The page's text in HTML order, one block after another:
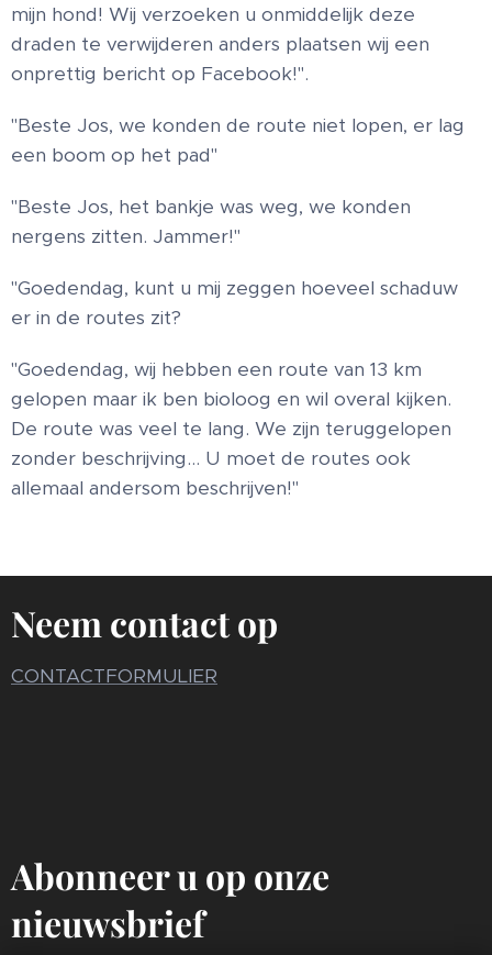
mijn hond! Wij verzoeken u onmiddelijk deze
draden te verwijderen anders plaatsen wij een
onprettig bericht op Facebook!".
"Beste Jos, we konden de route niet lopen, er lag
een boom op het pad"
"Beste Jos, het bankje was weg, we konden
nergens zitten. Jammer!"
"Goedendag, kunt u mij zeggen hoeveel schaduw
er in de routes zit?
"Goedendag, wij hebben een route van 13 km
gelopen maar ik ben bioloog en wil overal kijken.
De route was veel te lang. We zijn teruggelopen
zonder beschrijving… U moet de routes ook
allemaal andersom beschrijven!"
Neem contact op
CONTACTFORMULIER
Abonneer u op onze
nieuwsbrief